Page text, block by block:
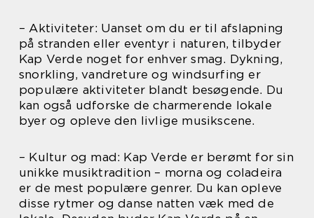
– Aktiviteter: Uanset om du er til afslapning
på stranden eller eventyr i naturen, tilbyder
Kap Verde noget for enhver smag. Dykning,
snorkling, vandreture og windsurfing er
populære aktiviteter blandt besøgende. Du
kan også udforske de charmerende lokale
byer og opleve den livlige musikscene.
– Kultur og mad: Kap Verde er berømt for sin
unikke musiktradition – morna og coladeira
er de mest populære genrer. Du kan opleve
disse rytmer og danse natten væk med de